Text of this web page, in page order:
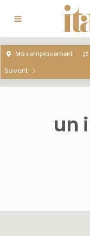
un
Mon emplacement
Suivant